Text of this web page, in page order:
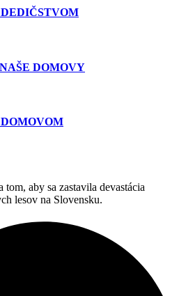
DOMOVY
aby sa zastavila devastácia
lesov na Slovensku.